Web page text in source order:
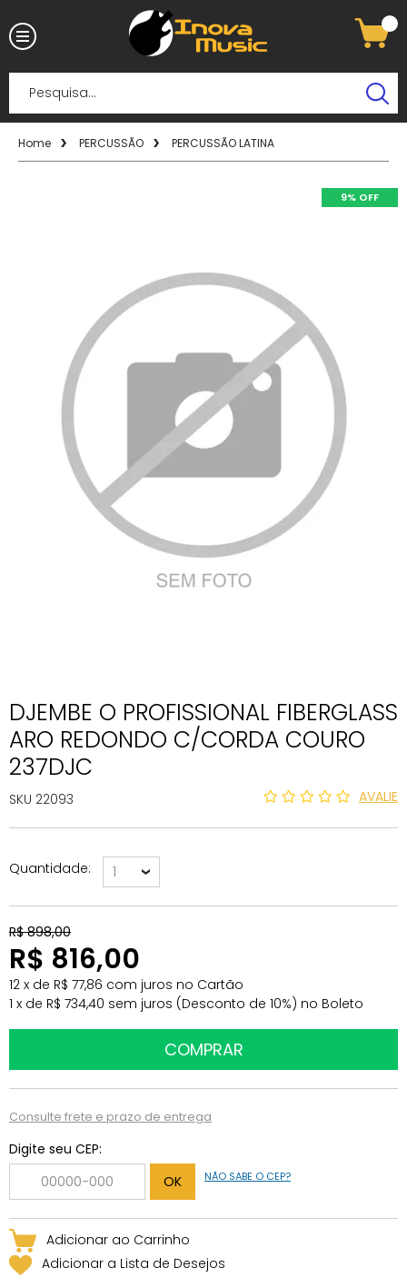
Home PERCUSSÃO PERCUSSÃO LATINA
9% OFF
DJEMBE O PROFISSIONAL FIBERGLASS
ARO REDONDO C/CORDA COURO
237DJC
SKU 22093 AVALIE
Quantidade 1
R$ 898,00
R$ 816,00
12 x de R$ 77,86 com juros no Cartão
1 x de R$ 734,40 sem juros (Desconto de 10%) no Boleto
Consulte frete e prazo de entrega
Digite seu CEP:
NÃO SABE O CEP?
Adicionar a Lista de Desejos